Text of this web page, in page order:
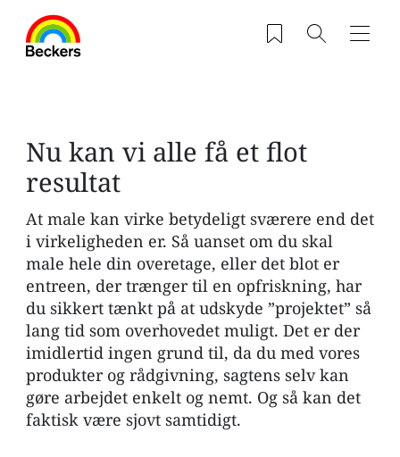
Saved products
Søg
Nu kan vi alle få et flot
resultat
At male kan virke betydeligt sværere end det
i virkeligheden er. Så uanset om du skal
male hele din overetage, eller det blot er
entreen, der trænger til en opfriskning, har
du sikkert tænkt på at udskyde ”projektet” så
lang tid som overhovedet muligt. Det er der
imidlertid ingen grund til, da du med vores
produkter og rådgivning, sagtens selv kan
gøre arbejdet enkelt og nemt. Og så kan det
faktisk være sjovt samtidigt.